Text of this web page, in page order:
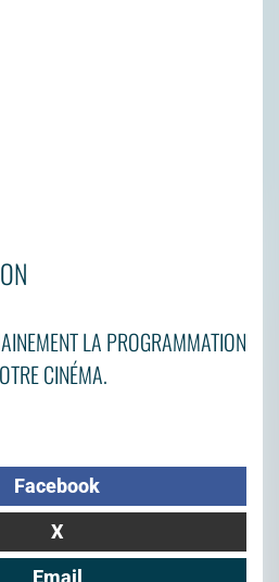
LA PROGRAMMATION
CINÉMA.
Facebook
X
Email